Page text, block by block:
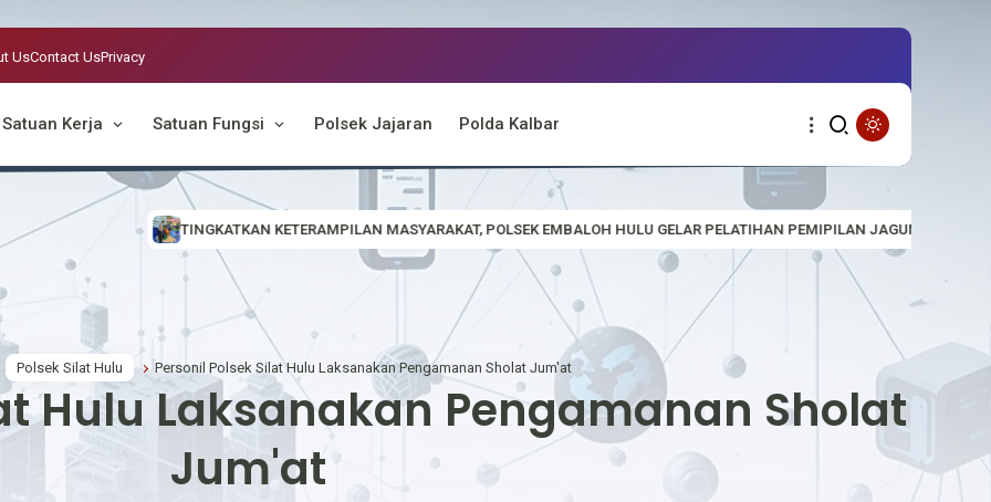
UsContact UsPrivacy
Satuan Kerja Satuan Fungsi Polsek Jajaran Polda Kalbar
KETERAMPILAN MASYARAKAT, POLSEK EMBALOH HULU GELAR PELATIHAN PEMIPILAN JAGUNG YANG BAIK DAN BENAR
Polsek Silat Hulu Personil Polsek Silat Hulu Laksanakan Pengamanan Sholat Jum'at
Hulu Laksanakan Pengamanan Sholat
Jum'at